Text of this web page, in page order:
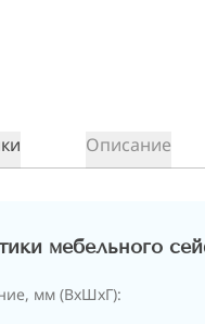
Описание
мебельного
мм (ВхШхГ):